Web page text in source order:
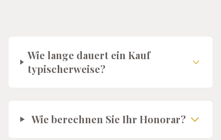
Wie lange dauert ein Kauf
typischerweise?
Wie berechnen Sie Ihr Honorar?